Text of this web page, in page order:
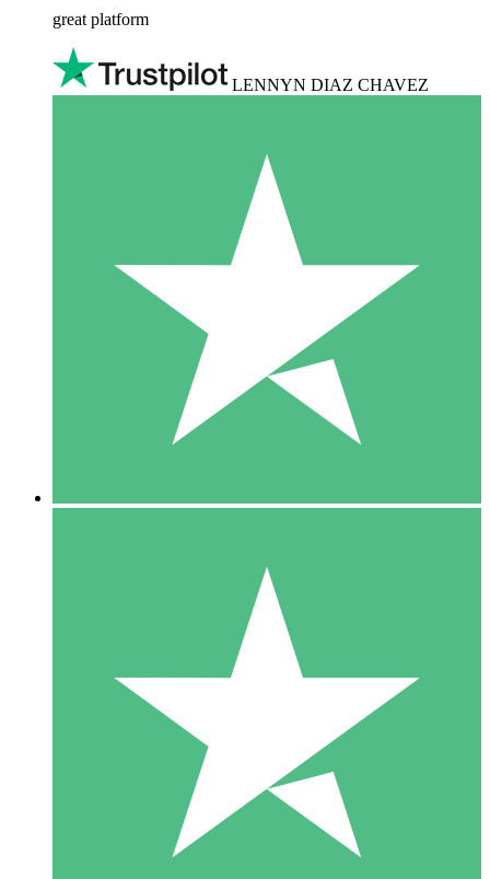
great platform
LENNYN DIAZ CHAVEZ